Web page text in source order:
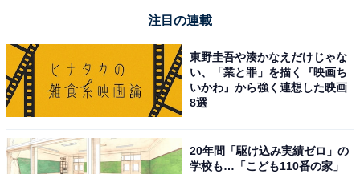
注目の連載
東野圭吾や湊かなえだけじゃな
い、「業と罪」を描く『映画ち
いかわ』から強く連想した映画
8選
20年間「駆け込み実績ゼロ」の
学校も…「こども110番の家」